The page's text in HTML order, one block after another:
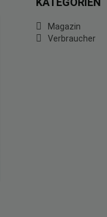
Magazin
Verbraucher